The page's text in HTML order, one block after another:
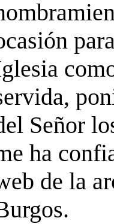
Señor
ha
de la